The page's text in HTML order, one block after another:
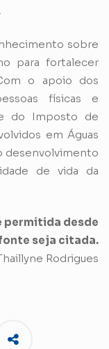
sobre
para fortalecer
o apoio dos
físicas e
do Imposto de
em Águas
desenvolvimento
de vida da
permitida desde
seja citada.
Rodrigues